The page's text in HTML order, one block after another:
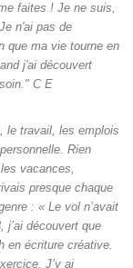
faites ! Je ne suis,
n'ai pas de
que ma vie tourne en
j'ai découvert
C E
le travail, les emplois
Rien
vacances,
presque chaque
: « Le vol n’avait
découvert que
en écriture créative.
J’y ai